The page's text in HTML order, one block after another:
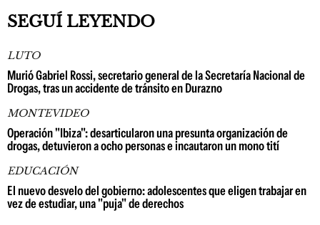
SEGUÍ LEYENDO
LUTO
Murió Gabriel Rossi, secretario general de la Secretaría Nacional de
Drogas, tras un accidente de tránsito en Durazno
MONTEVIDEO
Operación "Ibiza": desarticularon una presunta organización de
drogas, detuvieron a ocho personas e incautaron un mono tití
EDUCACIÓN
El nuevo desvelo del gobierno: adolescentes que eligen trabajar en
vez de estudiar, una "puja" de derechos